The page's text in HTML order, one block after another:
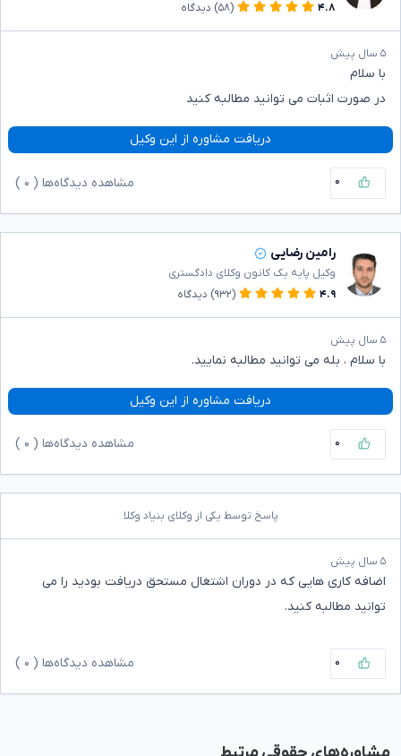
۴.۸
(۵۸) دیدگاه
۵ سال پیش
با سلام
در صورت اثبات می توانید مطالبه کنید
دریافت مشاوره از این وکیل
۰ مشاهده دیدگاه‌ها ( ۰
رامین رضایی
وکیل پایه یک کانون وکلای دادگستری
۴.۹
(۹۳۲) دیدگاه
۵ سال پیش
با سلام ، بله می توانید مطالبه نمایید‌.
دریافت مشاوره از این وکیل
۰ مشاهده دیدگاه‌ها ( ۰
پاسخ توسط یکی از وکلای بنیاد وکلا
۵ سال پیش
اضافه کاری هایی که در دوران اشتغال مستحق دریافت بودید را می
توانید مطالبه کنید.
۰ مشاهده دیدگاه‌ها ( ۰